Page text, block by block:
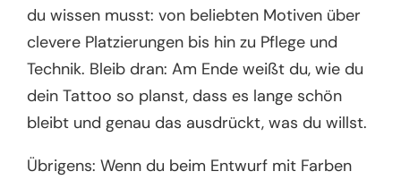
du wissen musst: von beliebten Motiven über
clevere Platzierungen bis hin zu Pflege und
Technik. Bleib dran: Am Ende weißt du, wie du
dein Tattoo so planst, dass es lange schön
bleibt und genau das ausdrückt, was du willst.
Übrigens: Wenn du beim Entwurf mit Farben